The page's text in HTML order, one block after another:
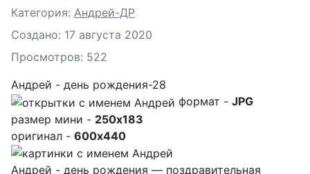
Подробности
Категория: Андрей-ДР
Создано: 17 августа 2020
Просмотров: 522
Андрей - день рождения-28
формат - JPG
размер мини - 250x183
оригинал - 600x440
Андрей - день рождения — поздравительная